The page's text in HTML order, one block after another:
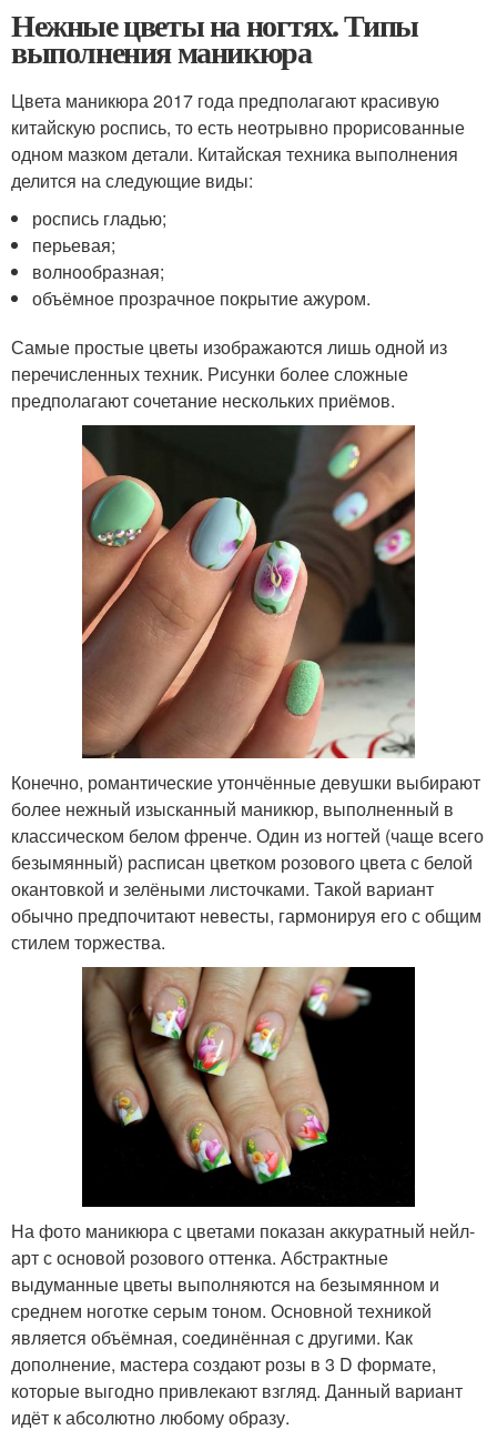
Нежные цветы на ногтях. Типы
выполнения маникюра
Цвета маникюра 2017 года предполагают красивую
китайскую роспись, то есть неотрывно прорисованные
одном мазком детали. Китайская техника выполнения
делится на следующие виды:
роспись гладью;
перьевая;
волнообразная;
объёмное прозрачное покрытие ажуром.
Самые простые цветы изображаются лишь одной из
перечисленных техник. Рисунки более сложные
предполагают сочетание нескольких приёмов.
Конечно, романтические утончённые девушки выбирают
более нежный изысканный маникюр, выполненный в
классическом белом френче. Один из ногтей (чаще всего
безымянный) расписан цветком розового цвета с белой
окантовкой и зелёными листочками. Такой вариант
обычно предпочитают невесты, гармонируя его с общим
стилем торжества.
На фото маникюра с цветами показан аккуратный нейл-
арт с основой розового оттенка. Абстрактные
выдуманные цветы выполняются на безымянном и
среднем ноготке серым тоном. Основной техникой
является объёмная, соединённая с другими. Как
дополнение, мастера создают розы в 3 D формате,
которые выгодно привлекают взгляд. Данный вариант
идёт к абсолютно любому образу.